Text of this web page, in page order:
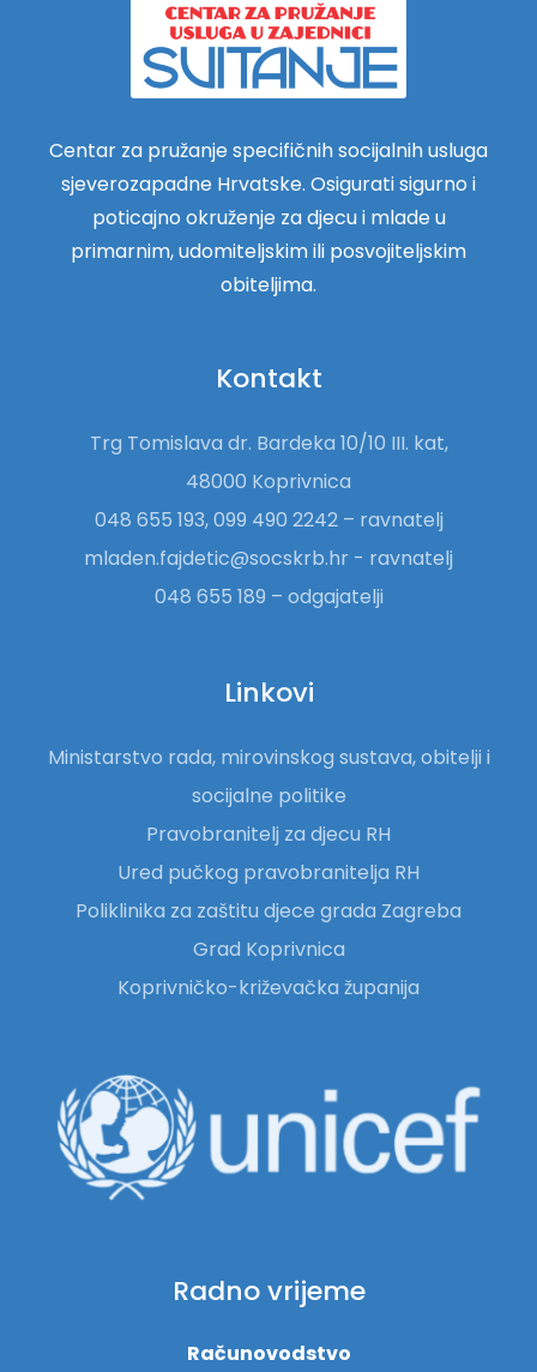
Centar za pružanje specifičnih socijalnih usluga
sjeverozapadne Hrvatske. Osigurati sigurno i
poticajno okruženje za djecu i mlade u
primarnim, udomiteljskim ili posvojiteljskim
obiteljima.
Kontakt
Trg Tomislava dr. Bardeka 10/10 III. kat,
48000 Koprivnica
048 655 193, 099 490 2242 – ravnatelj
mladen.fajdetic@socskrb.hr - ravnatelj
048 655 189 – odgajatelji
Linkovi
Ministarstvo rada, mirovinskog sustava, obitelji i
socijalne politike
Pravobranitelj za djecu RH
Ured pučkog pravobranitelja RH
Poliklinika za zaštitu djece grada Zagreba
Grad Koprivnica
Koprivničko-križevačka županija
Radno vrijeme
Računovodstvo